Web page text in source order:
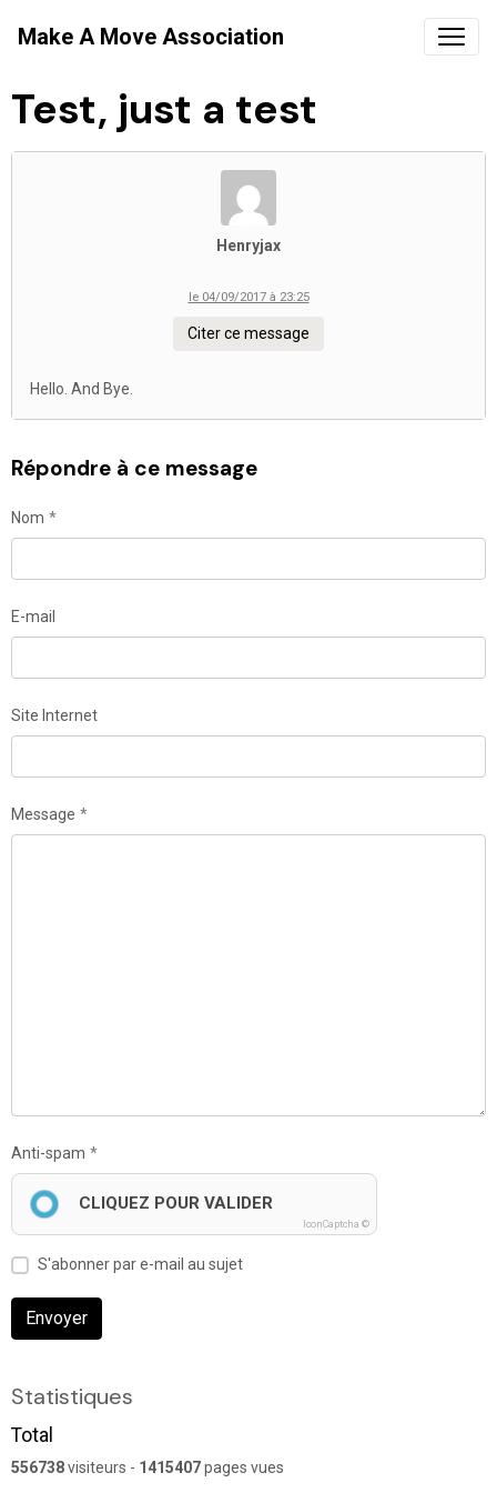
Make A Move Association
Test, just a test
Henryjax
le 04/09/2017 à 23:25
Citer ce message
Hello. And Bye.
Répondre à ce message
Nom
E-mail
Site Internet
Message
Anti-spam
CLIQUEZ POUR VALIDER
IconCaptcha ©
S'abonner par e-mail au sujet
Envoyer
Statistiques
Total
556738visiteurs - 1415407pages vues